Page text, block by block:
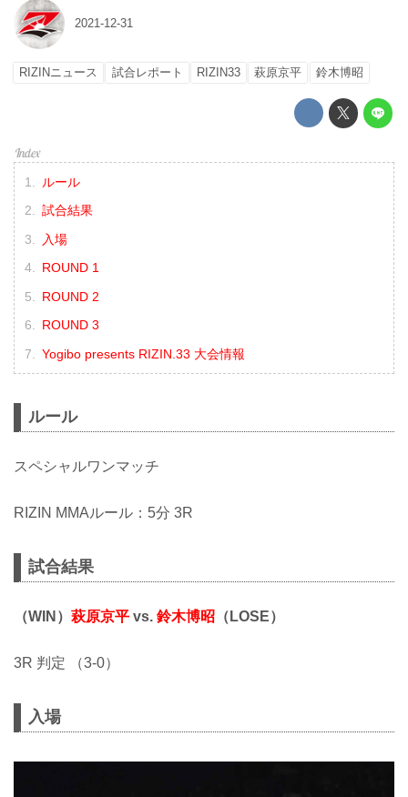
2021-12-31
RIZINニュース 試合レポート RIZIN33 萩原京平 鈴木博昭
ルール
試合結果
入場
ROUND 1
ROUND 2
ROUND 3
Yogibo presents RIZIN.33 大会情報
ルール
スペシャルワンマッチ
RIZIN MMAルール：5分 3R
試合結果
（WIN） 萩原京平 vs. 鈴木博昭 （LOSE）
3R 判定 （3-0）
入場